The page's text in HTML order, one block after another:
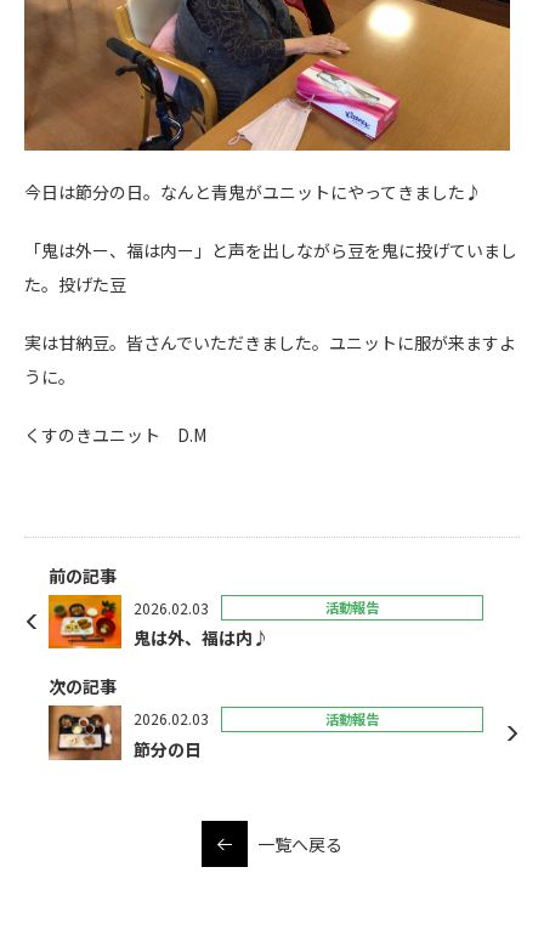
今日は節分の日。なんと青鬼がユニットにやってきました♪
「鬼は外ー、福は内ー」と声を出しながら豆を鬼に投げていまし
た。投げた豆
実は甘納豆。皆さんでいただきました。ユニットに服が来ますよ
うに。
くすのきユニット D.M
前の記事
2026.02.03 活動報告
鬼は外、福は内♪
次の記事
2026.02.03 活動報告
節分の日
一覧へ戻る